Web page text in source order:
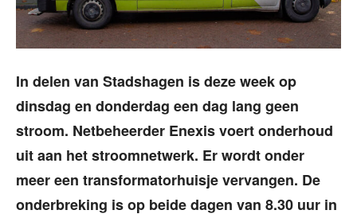
In delen van Stadshagen is deze week op
dinsdag en donderdag een dag lang geen
stroom. Netbeheerder Enexis voert onderhoud
uit aan het stroomnetwerk. Er wordt onder
meer een transformatorhuisje vervangen. De
onderbreking is op beide dagen van 8.30 uur in